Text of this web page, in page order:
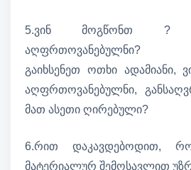
5.ვინ მოგწონთ ?
აღფრთოვანებულნი?
გაიხსენეთ ოთხი ადამიანი,
აღფრთოვანებულნი,
მათ ასეთი ღირებული?
6.რით დაკავდებოდით,
მატერიალურ შემოსავლით